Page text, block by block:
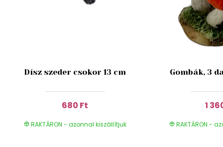
Dísz szeder csokor 13 cm
680 Ft
RAKTÁRON - azonnal kiszállítjuk
Gombák, 3
1
RAKTÁRON -